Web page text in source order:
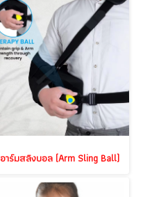
อาร์มสลิงบอล (Arm Sling Ball)